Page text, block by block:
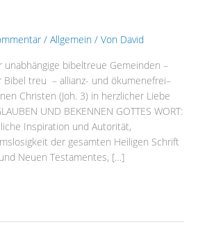
/ Allgemein / Von David
unabhängige bibeltreue Gemeinden –
Bibel treu – allianz- und ökumenefrei–
Christen (Joh. 3) in herzlicher Liebe
UND BEKENNEN GOTTES WORT:
Inspiration und Autorität,
der gesamten Heiligen Schrift
Neuen Testamentes, […]